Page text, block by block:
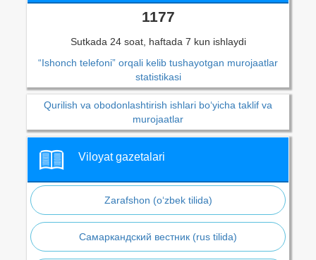
1177
Sutkada 24 soat, haftada 7 kun ishlaydi
“Ishonch telefoni” orqali kelib tushayotgan murojaatlar
statistikasi
Qurilish va obodonlashtirish ishlari bo‘yicha taklif va
murojaatlar
Viloyat gazetalari
Zarafshon (o‘zbek tilida)
Самаркандский вестник (rus tilida)